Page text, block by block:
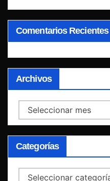
Comentarios Recientes
Archivos
Archivos
Categorías
Categorías